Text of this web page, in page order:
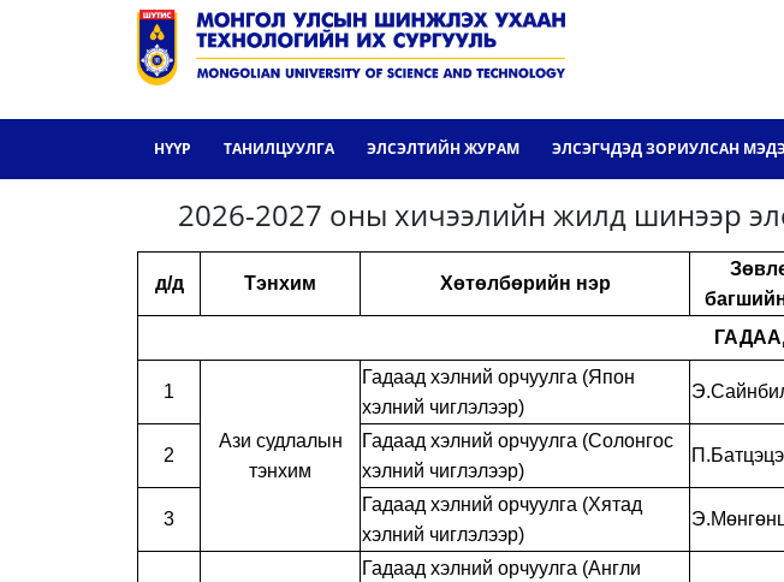
НҮҮР ТАНИЛЦУУЛГА ЭЛСЭЛТИЙН ЖУРАМ ЭЛСЭГЧДЭД ЗОРИУЛСАН
2026-2027 оны хичээлийн жилд шинээр
д/д Тэнхим Хөтөлбөрийн нэр
1
Ази судлалын
тэнхим
Гадаад хэлний орчуулга (Япон
хэлний чиглэлээр)
2
Гадаад хэлний орчуулга (Солонгос
хэлний чиглэлээр)
3
Гадаад хэлний орчуулга (Хятад
хэлний чиглэлээр)
Гадаад хэлний орчуулга (Англи